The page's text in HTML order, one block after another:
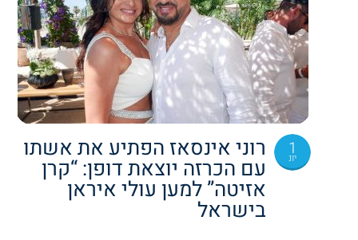
1
יונ רוני אינסאז הפתיע את אשתו
עם הכרזה יוצאת דופן: “קרן
אזיטה” למען עולי איראן
בישראל